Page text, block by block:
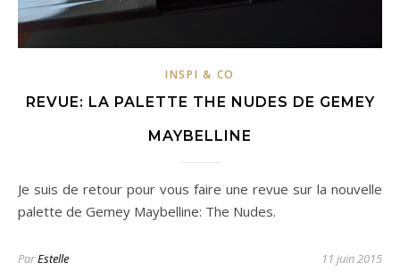
INSPI & CO
REVUE: LA PALETTE THE NUDES DE GEMEY
MAYBELLINE
Je suis de retour pour vous faire une revue sur la nouvelle
palette de Gemey Maybelline: The Nudes.
ParEstelle 11 juin 2015